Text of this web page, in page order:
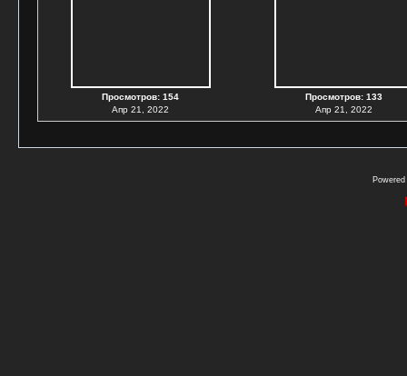
Просмотров: 154
Апр 21, 2022
Просмотров: 133
Апр 21, 2022